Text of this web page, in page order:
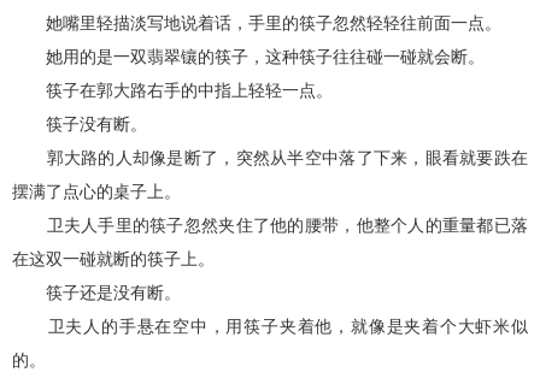
她嘴里轻描淡写地说着话，手里的筷子忽然轻轻往前面一点。
她用的是一双翡翠镶的筷子，这种筷子往往碰一碰就会断。
筷子在郭大路右手的中指上轻轻一点。
筷子没有断。
郭大路的人却像是断了，突然从半空中落了下来，眼看就要跌在
摆满了点心的桌子上。
卫夫人手里的筷子忽然夹住了他的腰带，他整个人的重量都已落
在这双一碰就断的筷子上。
筷子还是没有断。
卫夫人的手悬在空中，用筷子夹着他，就像是夹着个大虾米似
的。